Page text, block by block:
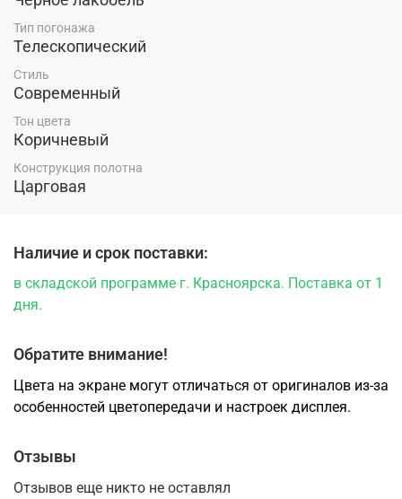
Тип погонажа
Телескопический
Стиль
Современный
Тон цвета
Коричневый
Конструкция полотна
Царговая
Наличие и срок поставки:
в складской программе г. Красноярска. Поставка от 1
дня.
Обратите внимание!
Цвета на экране могут отличаться от оригиналов из-за
особенностей цветопередачи и настроек дисплея.
Отзывы
Отзывов еще никто не оставлял